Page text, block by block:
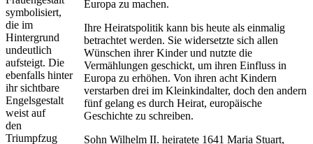
symbolisiert,
die im
Hintergrund
undeutlich
aufsteigt. Die
ebenfalls hinter
ihr sichtbare
Engelsgestalt
weist auf
den
Triumpfzug
Europa zu machen.
Ihre Heiratspolitik kann bis heute als einmalig
betrachtet werden. Sie widersetzte sich allen
Wünschen ihrer Kinder und nutzte die
Vermählungen geschickt, um ihren Einfluss in
Europa zu erhöhen. Von ihren acht Kindern
verstarben drei im Kleinkindalter, doch den andern
fünf gelang es durch Heirat, europäische
Geschichte zu schreiben.
Sohn Wilhelm II. heiratete 1641 Maria Stuart,